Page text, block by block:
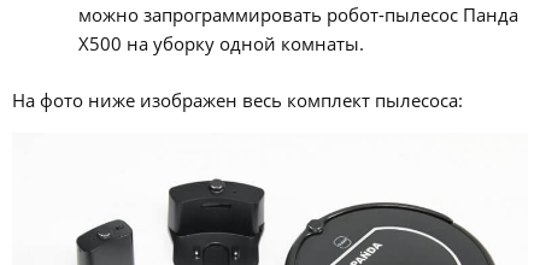
можно запрограммировать робот-пылесос Панда
X500 на уборку одной комнаты.
На фото ниже изображен весь комплект пылесоса: